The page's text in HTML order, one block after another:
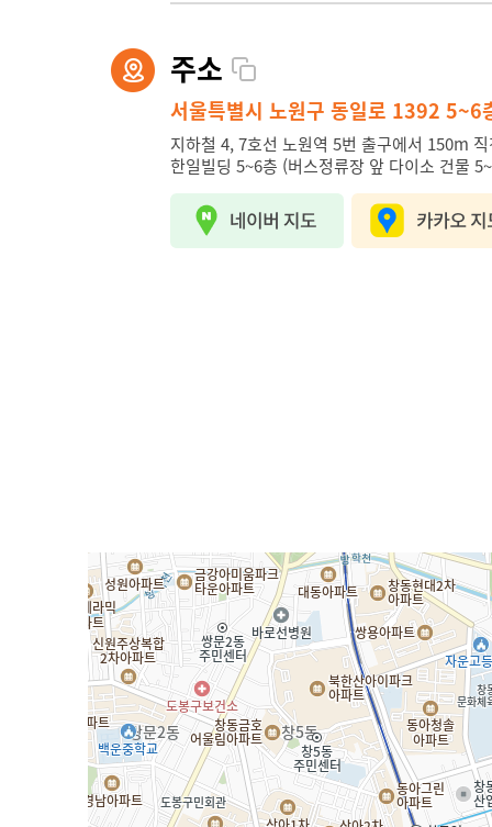
주소
서울특별시 노원구 동일로 1392 5~6
지하철 4, 7호선 노원역 5번 출구에서 150m
한일빌딩 5~6층 (버스정류장 앞 다이소 건물